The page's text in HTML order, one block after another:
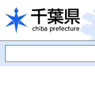
千